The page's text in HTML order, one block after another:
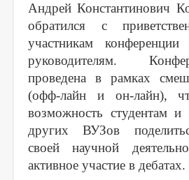
Андрей Константинович
обратился с
участникам
руководителям.
проведена в рамках
(офф-лайн и он-лайн),
возможность студентам и
других ВУЗов
своей научной
активное участие в дебатах.